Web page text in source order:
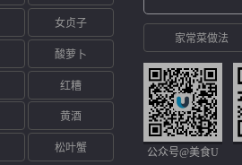
女贞子
酸萝卜
红糟
黄酒
松叶蟹
家常菜做法
公众号@美食U